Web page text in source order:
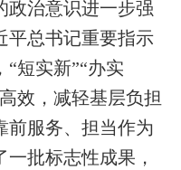
政治意识进一步强
平总书记重要指示
“短实新”“办实
效， 减轻基层负担
前服务、担当作为
一批标志性成果，